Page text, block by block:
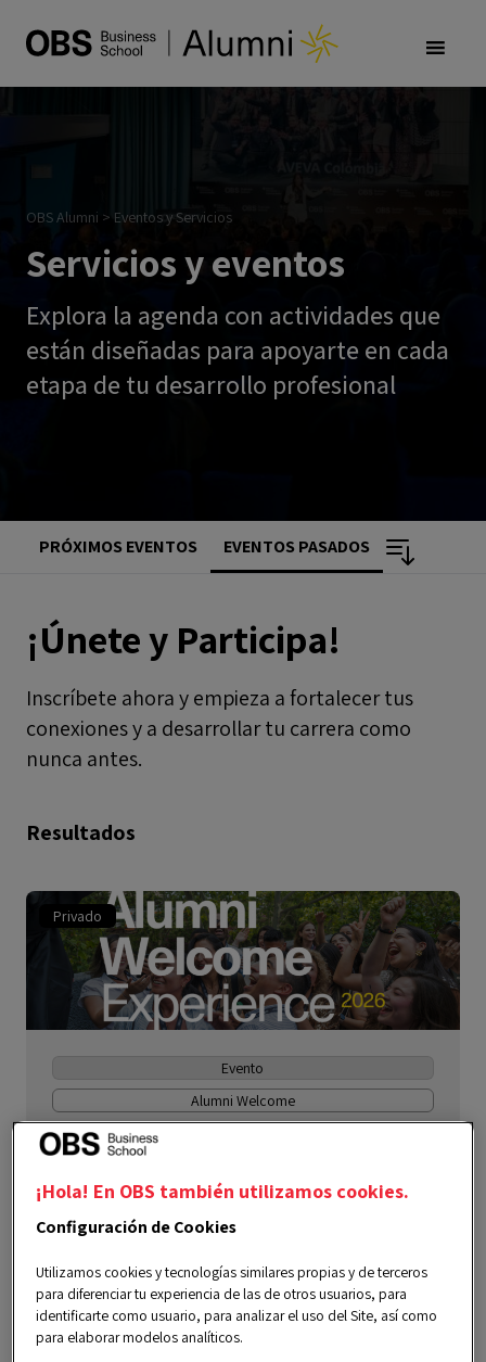
OBS Alumni > Eventos y Servicios
Servicios y eventos
Explora la agenda con actividades que
están diseñadas para apoyarte en cada
etapa de tu desarrollo profesional
PRÓXIMOS EVENTOS EVENTOS PASADOS
¡Únete y Participa!
Inscríbete ahora y empieza a fortalecer tus
conexiones y a desarrollar tu carrera como
nunca antes.
Resultados
Privado
Evento
Alumni Welcome
Alumni Welcome Experience 2026
10 julio 2026
Español | Inglés
Barcelona
¡Hola! En OBS también utilizamos cookies.
Configuración de Cookies
Utilizamos cookies y tecnologías similares propias y de terceros
para diferenciar tu experiencia de las de otros usuarios, para
identificarte como usuario, para analizar el uso del Site, así como
para elaborar modelos analíticos.